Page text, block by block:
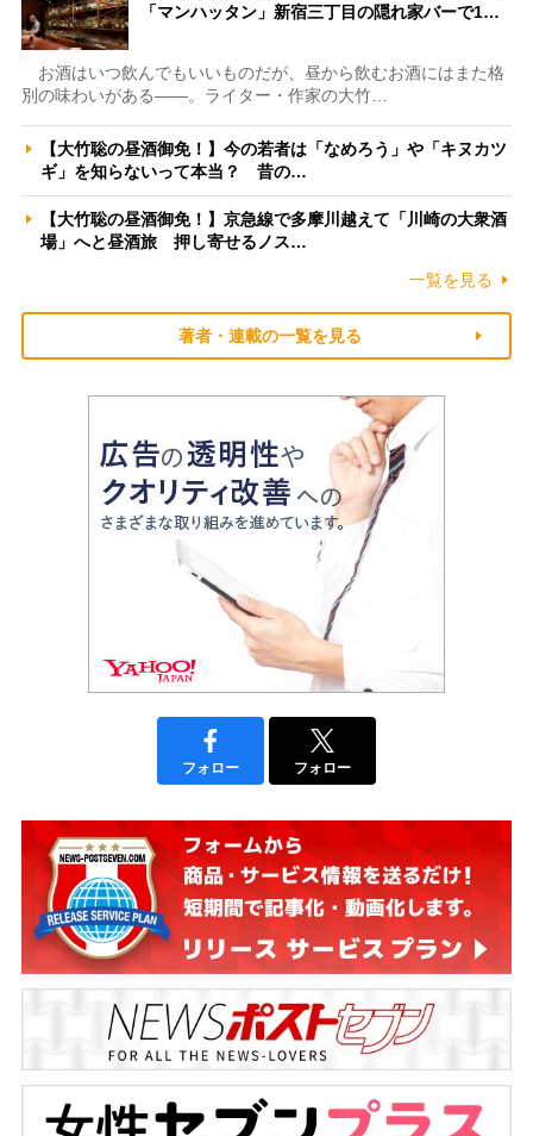
「マンハッタン」新宿三丁目の隠れ家バーで1…
お酒はいつ飲んでもいいものだが、昼から飲むお酒にはまた格
別の味わいがある――。ライター・作家の大竹…
【大竹聡の昼酒御免！】今の若者は「なめろう」や「キヌカツ
ギ」を知らないって本当？ 昔の…
【大竹聡の昼酒御免！】京急線で多摩川越えて「川崎の大衆酒
場」へと昼酒旅 押し寄せるノス…
一覧を見る
著者・連載の一覧を見る
フォロー フォロー